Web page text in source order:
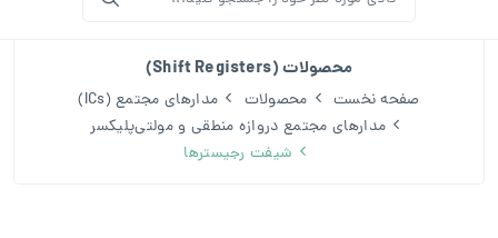
محصولات (Shift Registers)
صفحه نخست محصولات
مدارهای مجتمع (ICs)
مدارهای مجتمع دروازه منطقی و مولتی‌پلیکسر
شیفت رجیسترها